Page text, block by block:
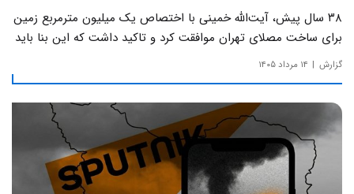
۳۸ سال پیش، آیت‌الله خمینی با اختصاص یک میلیون مترمربع زمین
برای ساخت مصلای تهران موافقت کرد و تاکید داشت که این بنا باید
به دور از زرق‌وبرق و یادآور سادگی مساجد صدر اسلام باشد.
گزارش ۱۴ مرداد ۱۴۰۵